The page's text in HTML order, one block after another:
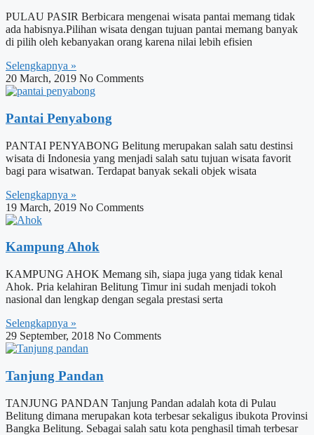
PULAU PASIR Berbicara mengenai wisata pantai memang tidak
ada habisnya.Pilihan wisata dengan tujuan pantai memang banyak
di pilih oleh kebanyakan orang karena nilai lebih efisien
Selengkapnya »
20 March, 2019 No Comments
Pantai Penyabong
PANTAI PENYABONG Belitung merupakan salah satu destinsi
wisata di Indonesia yang menjadi salah satu tujuan wisata favorit
bagi para wisatwan. Terdapat banyak sekali objek wisata
Selengkapnya »
19 March, 2019 No Comments
Kampung Ahok
KAMPUNG AHOK Memang sih, siapa juga yang tidak kenal
Ahok. Pria kelahiran Belitung Timur ini sudah menjadi tokoh
nasional dan lengkap dengan segala prestasi serta
Selengkapnya »
29 September, 2018 No Comments
Tanjung Pandan
TANJUNG PANDAN Tanjung Pandan adalah kota di Pulau
Belitung dimana merupakan kota terbesar sekaligus ibukota Provinsi
Bangka Belitung. Sebagai salah satu kota penghasil timah terbesar